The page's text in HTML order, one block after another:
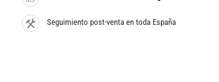
Seguimiento post-venta en toda España